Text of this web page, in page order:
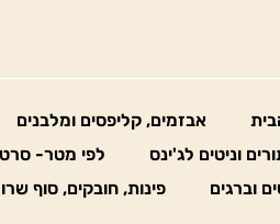
אבזמים, קליפסים ומלבנים
וניטים לג'ינס
לפי מטר-
וברגים
פינות, חובקים, סוף